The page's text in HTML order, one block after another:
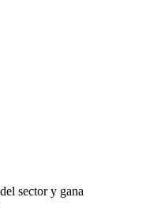
sector y gana